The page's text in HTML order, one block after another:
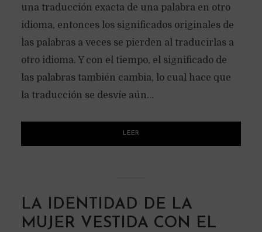
una traducción exacta de una palabra en otro
idioma, entonces los significados originales de
las palabras a veces se pierden al traducirlas a
otro idioma. Y con el tiempo, el significado de
las palabras también cambia, lo cual hace que
la traducción se desvíe aún...
LEER
LA IDENTIDAD DE LA
MUJER VESTIDA CON EL